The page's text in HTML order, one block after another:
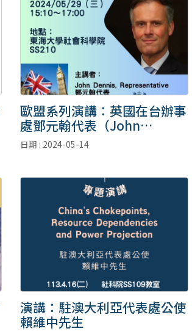
歐盟系列演講：英國在台辦事
處鄧元翰代表（John
Dennis, Representative）
日期 : 2024-05-14
演講：駐澳大利亞代表處公使
賴維中先生